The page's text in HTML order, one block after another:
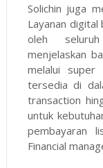
Solichin juga
Layanan digital
oleh
menjelaskan
melalui
tersedia di
transaction
untuk
pembayaran
Financial